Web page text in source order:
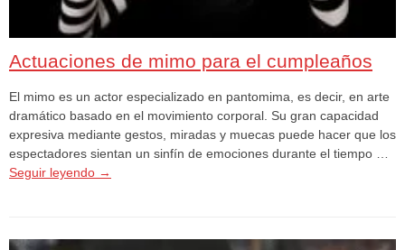
Actuaciones de mimo para el cumpleaños
El mimo es un actor especializado en pantomima, es decir, en arte
dramático basado en el movimiento corporal. Su gran capacidad
expresiva mediante gestos, miradas y muecas puede hacer que los
espectadores sientan un sinfín de emociones durante el tiempo …
Seguir leyendo →